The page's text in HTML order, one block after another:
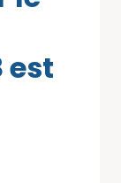
est